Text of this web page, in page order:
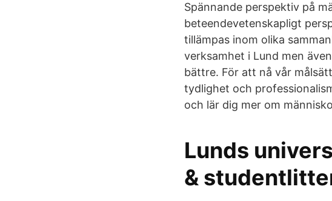
Spännande perspektiv på
beteendevetenskapligt
tillämpas inom olika
verksamhet i Lund men
bättre. För att nå vår
tydlighet och
och lär dig mer om
Lunds
&